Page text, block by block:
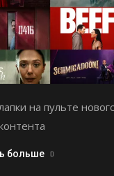
на пульте
больше